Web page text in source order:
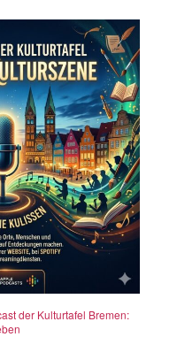
der Kulturtafel Bremen: